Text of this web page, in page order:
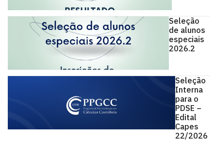
Seleção
de alunos
especiais
2026.2
Seleção
Interna
para o
PDSE –
Edital
Capes
22/2026